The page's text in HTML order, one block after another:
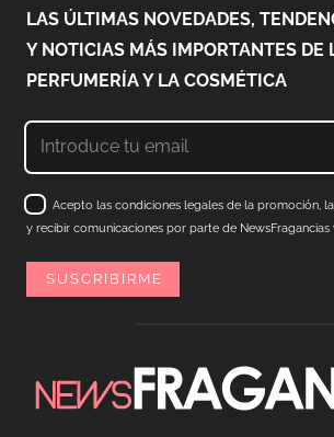
LAS ÚLTIMAS NOVEDADES,
Y NOTICIAS MÁS IMPORTANTES DE
PERFUMERÍA Y LA COSMÉTICA
Acepto las condiciones legales de la promoción,
y recibir comunicaciones por parte de